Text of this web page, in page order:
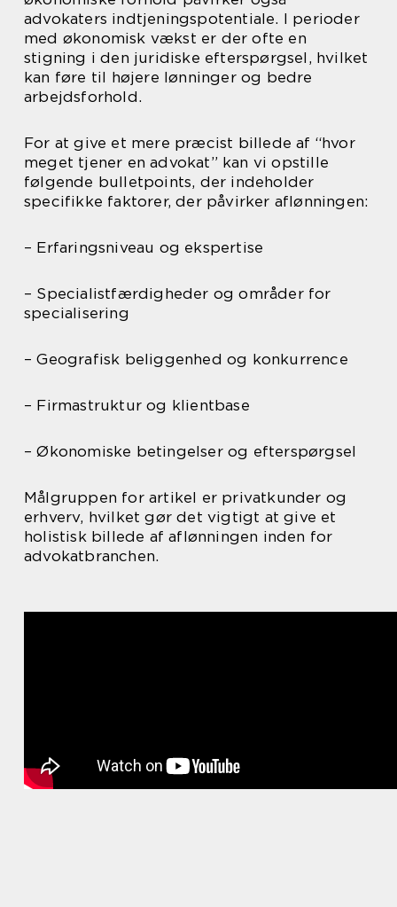
advokaters indtjeningspotentiale. I perioder
med økonomisk vækst er der ofte en
stigning i den juridiske efterspørgsel, hvilket
kan føre til højere lønninger og bedre
arbejdsforhold.
For at give et mere præcist billede af “hvor
meget tjener en advokat” kan vi opstille
følgende bulletpoints, der indeholder
specifikke faktorer, der påvirker aflønningen:
– Erfaringsniveau og ekspertise
– Specialistfærdigheder og områder for
specialisering
– Geografisk beliggenhed og konkurrence
– Firmastruktur og klientbase
– Økonomiske betingelser og efterspørgsel
Målgruppen for artikel er privatkunder og
erhverv, hvilket gør det vigtigt at give et
holistisk billede af aflønningen inden for
advokatbranchen.